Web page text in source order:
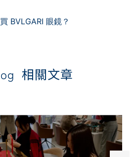
BVLGARI 眼鏡？
相關文章